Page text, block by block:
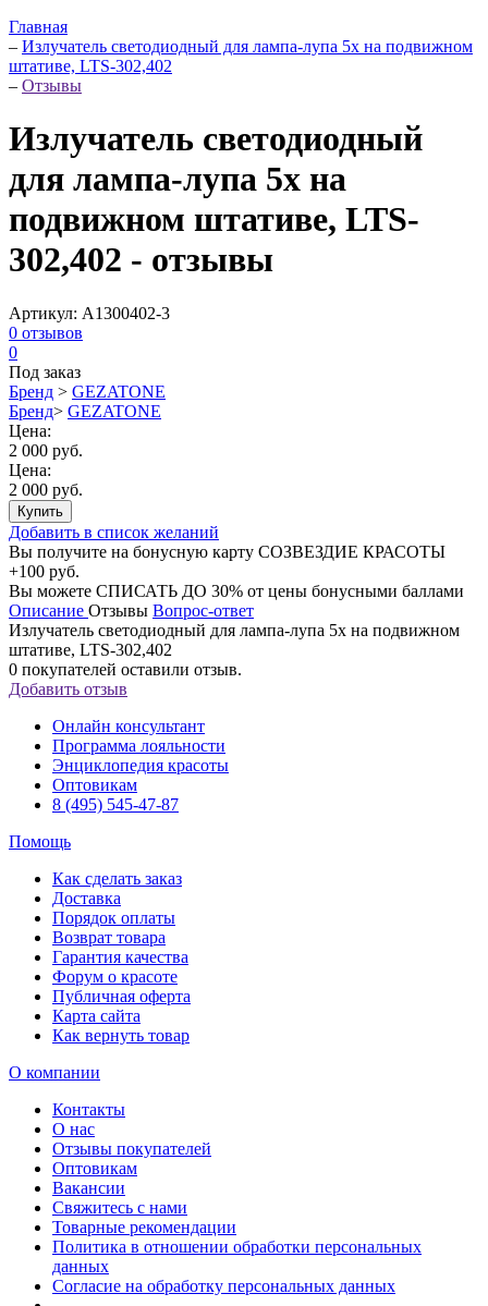
Главная
– Излучатель светодиодный для лампа-лупа 5х на подвижном
штативе, LTS-302,402
– Отзывы
Излучатель светодиодный
для лампа-лупа 5х на
подвижном штативе, LTS-
302,402 - отзывы
Артикул: A1300402-3
0 отзывов
0
Под заказ
Бренд > GEZATONE
Бренд> GEZATONE
Цена:
2 000 руб.
Цена:
2 000 руб.
Купить
Добавить в список желаний
Вы получите на бонусную карту СОЗВЕЗДИЕ КРАСОТЫ
+100 руб.
Вы можете СПИСАТЬ ДО 30% от цены бонусными баллами
Описание Отзывы Вопрос-ответ
Излучатель светодиодный для лампа-лупа 5х на подвижном
штативе, LTS-302,402
0 покупателей оставили отзыв.
Добавить отзыв
Онлайн консультант
Программа лояльности
Энциклопедия красоты
Оптовикам
8 (495) 545-47-87
Помощь
Как сделать заказ
Доставка
Порядок оплаты
Возврат товара
Гарантия качества
Форум о красоте
Публичная оферта
Карта сайта
Как вернуть товар
О компании
Контакты
О нас
Отзывы покупателей
Оптовикам
Вакансии
Свяжитесь с нами
Товарные рекомендации
Политика в отношении обработки персональных
данных
Согласие на обработку персональных данных